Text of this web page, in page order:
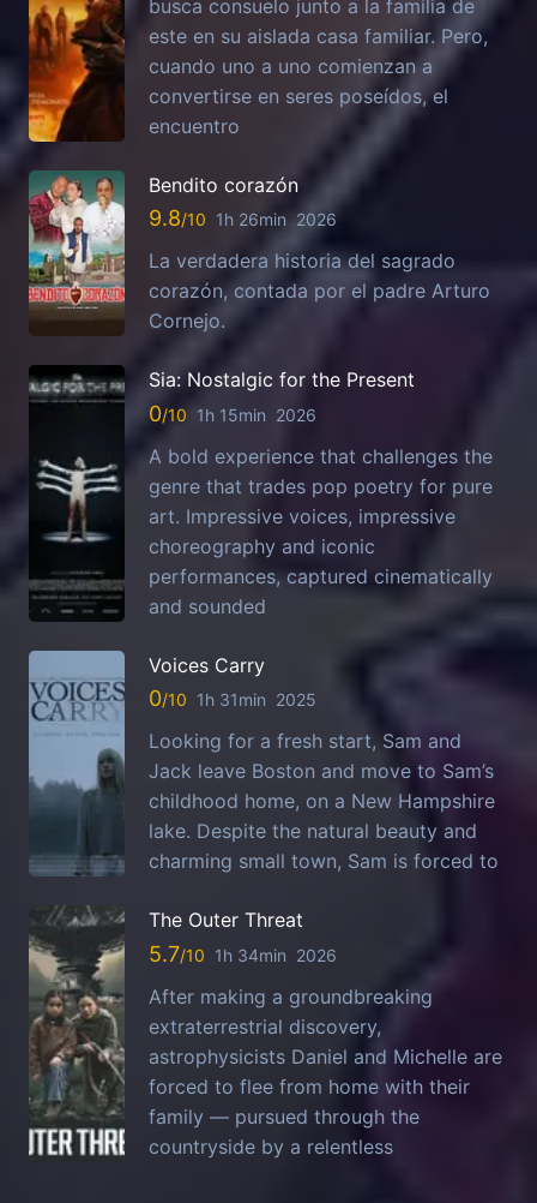
busca consuelo junto a la familia de
este en su aislada casa familiar. Pero,
cuando uno a uno comienzan a
convertirse en seres poseídos, el
encuentro
Bendito corazón
9.8 1h 26min 2026
La verdadera historia del sagrado
corazón, contada por el padre Arturo
Cornejo.
Sia: Nostalgic for the Present
0 1h 15min 2026
A bold experience that challenges the
genre that trades pop poetry for pure
art. Impressive voices, impressive
choreography and iconic
performances, captured cinematically
and sounded
Voices Carry
0 1h 31min 2025
Looking for a fresh start, Sam and
Jack leave Boston and move to Sam’s
childhood home, on a New Hampshire
lake. Despite the natural beauty and
charming small town, Sam is forced to
The Outer Threat
5.7 1h 34min 2026
After making a groundbreaking
extraterrestrial discovery,
astrophysicists Daniel and Michelle are
forced to flee from home with their
family — pursued through the
countryside by a relentless